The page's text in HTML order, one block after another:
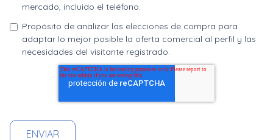
mercado, incluido el teléfono.
Propósito de analizar las elecciones de compra para
adaptar lo mejor posible la oferta comercial al perfil y las
necesidades del visitante registrado.